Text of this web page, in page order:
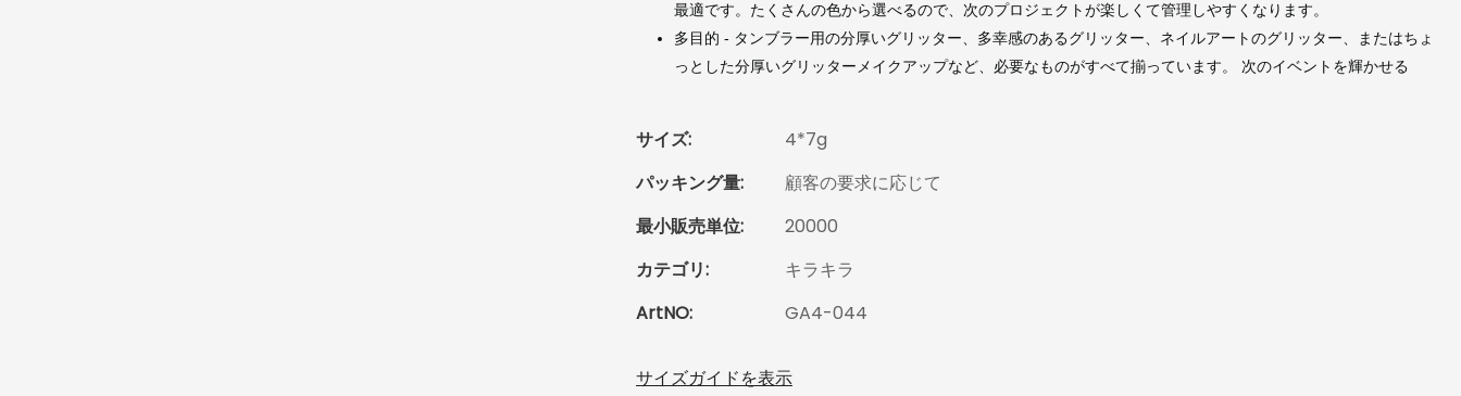
最適です。たくさんの色から選べるので、次のプロジェクトが楽しくて管理しやすくなります。
多目的 - タンブラー用の分厚いグリッター、多幸感のあるグリッター、ネイルアートのグリッター、またはちょ
っとした分厚いグリッターメイクアップなど、必要なものがすべて揃っています。 次のイベントを輝かせる
サイズ:
4*7g
パッキング量:
顧客の要求に応じて
最小販売単位:
20000
カテゴリ:
キラキラ
ArtNO:
GA4-044
サイズガイドを表示